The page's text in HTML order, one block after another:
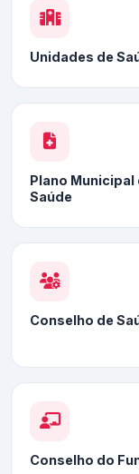
Unidades de
Plano Municipal
Saúde
Conselho de
Conselho do